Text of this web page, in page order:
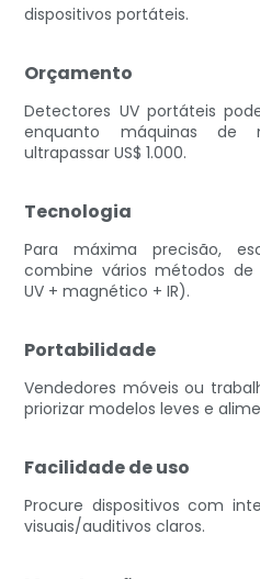
dispositivos portáteis.
Orçamento
Detectores UV portáteis
enquanto máquinas de
ultrapassar US$ 1.000.
Tecnologia
Para máxima precisão,
combine vários métodos
UV + magnético + IR).
Portabilidade
Vendedores móveis ou
priorizar modelos leves e
Facilidade de uso
Procure dispositivos com
visuais/auditivos claros.